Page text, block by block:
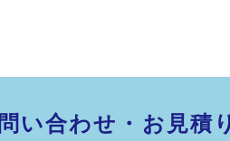
い合わせ・お見積